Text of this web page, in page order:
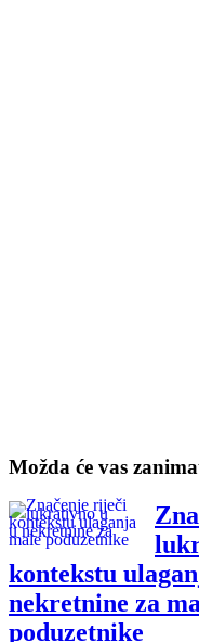
Možda će vas
kontekstu
nekretnine za
poduzetnike